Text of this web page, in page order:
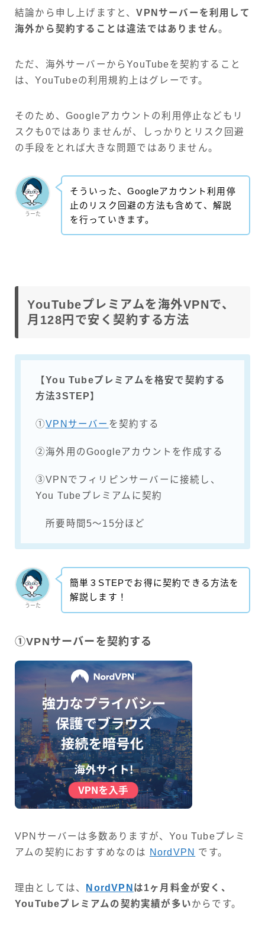
結論から申し上げますと、VPNサーバーを利用して
海外から契約することは違法ではありません。
ただ、海外サーバーからYouTubeを契約すること
は、YouTubeの利用規約上はグレーです。
そのため、Googleアカウントの利用停止などもリ
スクも0ではありませんが、しっかりとリスク回避
の手段をとれば大きな問題ではありません。
うーた
そういった、Googleアカウント利用停
止のリスク回避の方法も含めて、解説
を行っていきます。
YouTubeプレミアムを海外VPNで、
月128円で安く契約する方法
【You Tubeプレミアムを格安で契約する
方法3STEP】
①VPNサーバー を契約する
②海外用のGoogleアカウントを作成する
③VPNでフィリピンサーバーに接続し、
You Tubeプレミアムに契約
所要時間5～15分ほど
うーた
簡単３STEPでお得に契約できる方法を
解説します！
①VPNサーバーを契約する
VPNサーバーは多数ありますが、You Tubeプレミ
アムの契約におすすめなのは NordVPN です。
理由としては、 NordVPN は1ヶ月料金が安く、
YouTubeプレミアムの契約実績が多いからです。